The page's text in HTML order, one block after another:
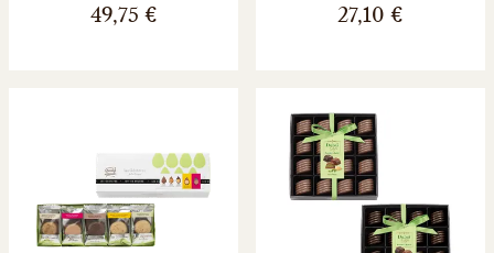
49,75 € 27,10 €